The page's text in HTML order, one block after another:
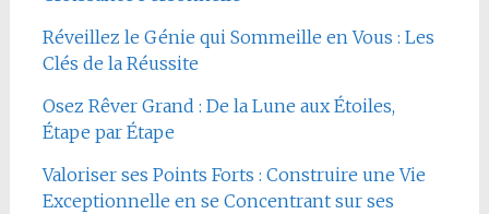
Réveillez le Génie qui Sommeille en Vous : Les
Clés de la Réussite
Osez Rêver Grand : De la Lune aux Étoiles,
Étape par Étape
Valoriser ses Points Forts : Construire une Vie
Exceptionnelle en se Concentrant sur ses